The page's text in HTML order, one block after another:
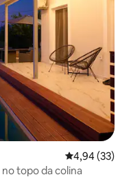
4,94 de uma
4,94 (33)
topo da colina